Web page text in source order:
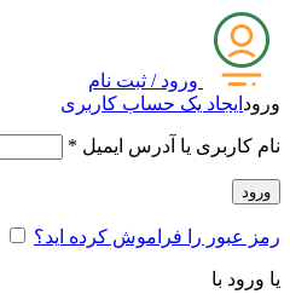
ورود / ثبت نام
ورود ایجاد یک حساب کاربری
نام کاربری یا آدرس ایمیل *
ورود
رمز عبور را فراموش کرده اید؟
یا ورود با